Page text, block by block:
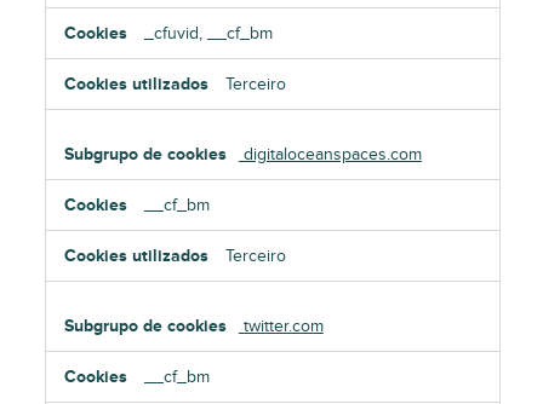
_cfuvid, __cf_bm
Terceiro
digitaloceanspaces.com
__cf_bm
Terceiro
twitter.com
__cf_bm